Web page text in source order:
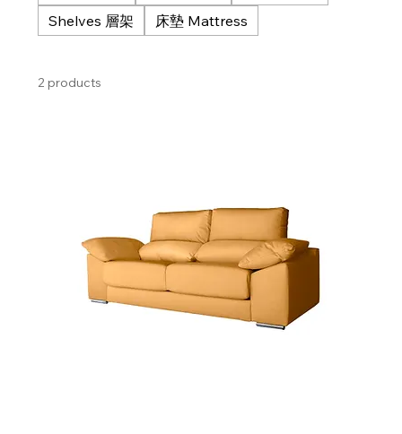
Shelves 層架
床墊 Mattress
2 products